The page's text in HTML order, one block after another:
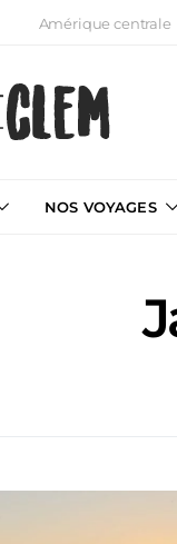
Amérique centrale
NOS VOYAGES